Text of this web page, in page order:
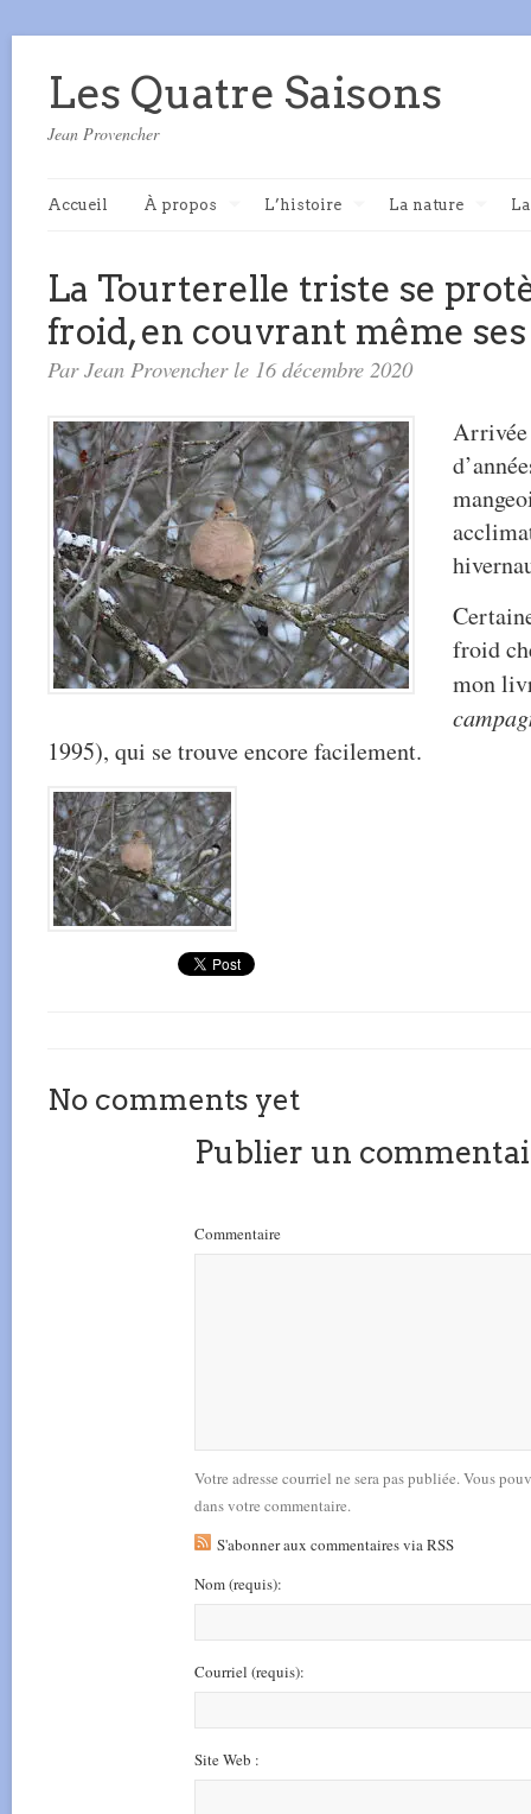
Les Quatre Saisons
Jean Provencher
Accueil À propos L’histoire La nature
La Tourterelle triste se
froid, en couvrant même
Par Jean Provencher le 16 décembre 2020
Arrivée
froid
mon
1995), qui se trouve encore facilement.
No comments yet
Publier un
Commentaire
Votre adresse courriel ne sera pas publiée. Vous
dans votre commentaire.
S'abonner aux commentaires via RSS
Nom(requis):
Courriel (requis):
Site Web :